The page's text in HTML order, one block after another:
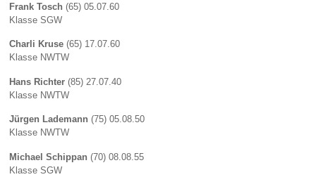
Frank Tosch (65) 05.07.60
Klasse SGW
Charli Kruse (65) 17.07.60
Klasse NWTW
Hans Richter (85) 27.07.40
Klasse NWTW
Jürgen Lademann (75) 05.08.50
Klasse NWTW
Michael Schippan (70) 08.08.55
Klasse SGW